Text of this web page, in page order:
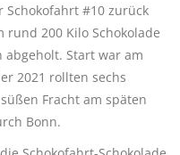
Schokofahrt #10 zurück
200 Kilo Schokolade
Start war am
2021 rollten sechs
Fracht am späten
Bonn.